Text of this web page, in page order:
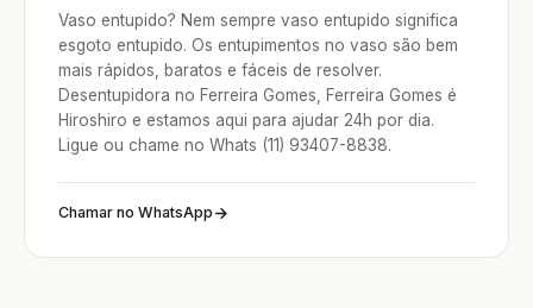
Vaso entupido? Nem sempre vaso entupido significa
esgoto entupido. Os entupimentos no vaso são bem
mais rápidos, baratos e fáceis de resolver.
Desentupidora no Ferreira Gomes, Ferreira Gomes é
Hiroshiro e estamos aqui para ajudar 24h por dia.
Ligue ou chame no Whats (11) 93407-8838.
Chamar no WhatsApp